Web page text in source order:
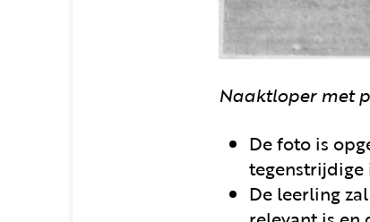
Naaktloper met
De foto is
De leerling